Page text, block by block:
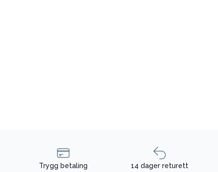
Trygg betaling 14 dager returett